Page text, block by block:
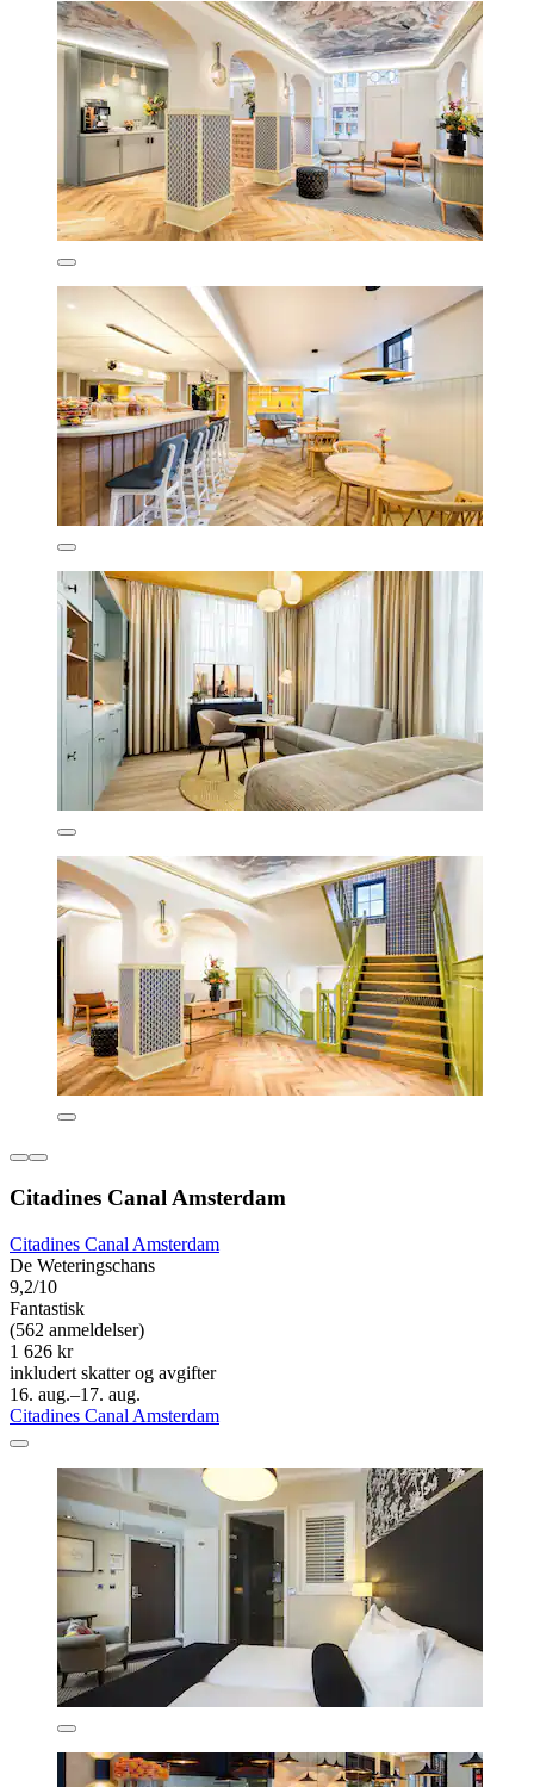
Citadines Canal Amsterdam
Citadines Canal Amsterdam
De Weteringschans
9,2/10
Fantastisk
(562 anmeldelser)
1 626 kr
inkludert skatter og avgifter
16. aug.–17. aug.
Citadines Canal Amsterdam